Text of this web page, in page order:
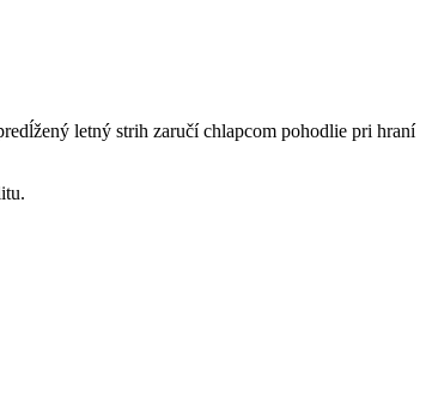
letný strih zaručí chlapcom pohodlie pri hraní